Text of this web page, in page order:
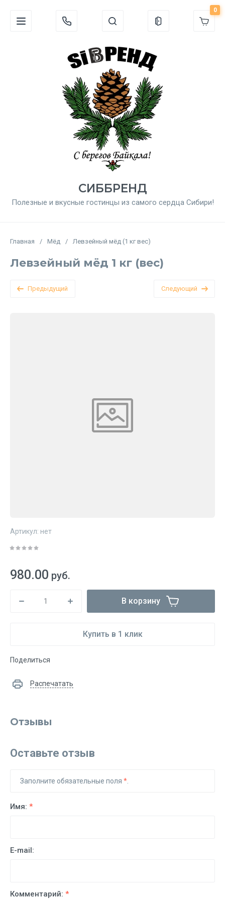
СИББРЕНД
Полезные и вкусные гостинцы из самого сердца Сибири!
0
Главная / Мёд / Левзейный мёд (1 кг вес)
Левзейный мёд 1 кг (вес)
Предыдущий Следующий
Артикул: нет
980.00 руб.
В корзину
Купить в 1 клик
Поделиться
Распечатать
Отзывы
Оставьте отзыв
Заполните обязательные поля *.
Имя: *
E-mail:
Комментарий: *